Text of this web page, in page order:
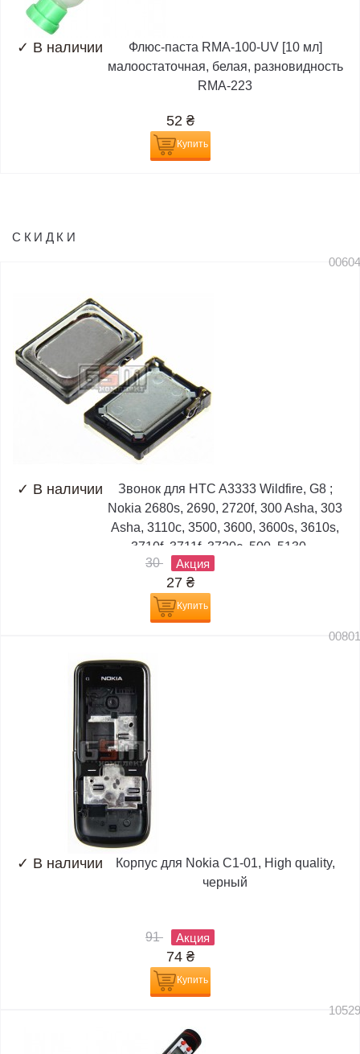
✓ В наличии
Флюс-паста RMA-100-UV [10 мл]
малоостаточная, белая, разновидность
RMA-223
52 ₴
Купить
СКИДКИ
✓ В наличии
Звонок для HTC A3333 Wildfire, G8 ;
Nokia 2680s, 2690, 2720f, 300 Asha, 303
Asha, 3110c, 3500, 3600, 3600s, 3610s,
3710f, 3711f, 3720c, 500, 5130,...
30
Акция
27 ₴
Купить
✓ В наличии
Корпус для Nokia C1-01, High quality,
черный
91 Акция
74 ₴
Купить